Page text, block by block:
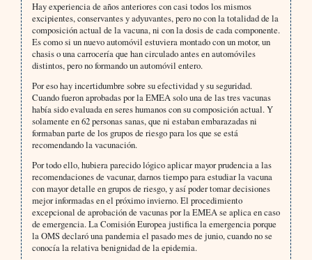
Hay experiencia de años anteriores con casi todos los mismos
excipientes, conservantes y adyuvantes, pero no con la totalidad de la
composición actual de la vacuna, ni con la dosis de cada componente.
Es como si un nuevo automóvil estuviera montado con un motor, un
chasis o una carrocería que han circulado antes en automóviles
distintos, pero no formando un automóvil entero.
Por eso hay incertidumbre sobre su efectividad y su seguridad.
Cuando fueron aprobadas por la EMEA solo una de las tres vacunas
había sido evaluada en seres humanos con su composición actual. Y
solamente en 62 personas sanas, que ni estaban embarazadas ni
formaban parte de los grupos de riesgo para los que se está
recomendando la vacunación.
Por todo ello, hubiera parecido lógico aplicar mayor prudencia a las
recomendaciones de vacunar, darnos tiempo para estudiar la vacuna
con mayor detalle en grupos de riesgo, y así poder tomar decisiones
mejor informadas en el próximo invierno. El procedimiento
excepcional de aprobación de vacunas por la EMEA se aplica en caso
de emergencia. La Comisión Europea justifica la emergencia porque
la OMS declaró una pandemia el pasado mes de junio, cuando no se
conocía la relativa benignidad de la epidemia.